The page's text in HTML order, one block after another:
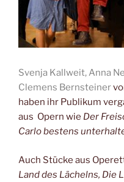
Svenja Kallweit, Anna
Clemens Bernsteiner
haben ihr Publikum
aus Opern wie Der
Carlo bestens
Auch Stücke aus
Land des Lächelns, Die